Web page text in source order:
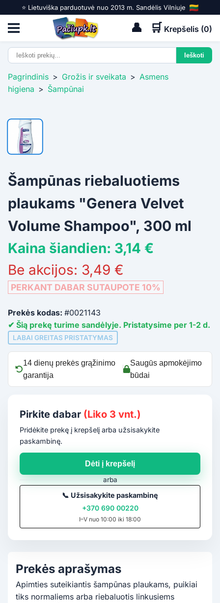
⭐️ Lietuviška parduotuvė nuo 2013 m. Sandėlis Vilniuje
👤 🛒 Krepšelis (0)
Pagrindinis > Grožis ir sveikata > Asmens
higiena > Šampūnai
Šampūnas riebaluotiems
plaukams "Genera Velvet
Volume Shampoo", 300 ml
Kaina šiandien: 3,14 €
Be akcijos: 3,49 €
PERKANT DABAR SUTAUPOTE 10%
Prekės kodas: #0021143
✔ Šią prekę turime sandėlyje. Pristatysime per 1-2 d.
LABAI GREITAS PRISTATYMAS
14 dienų prekės grąžinimo
garantija
Saugūs apmokėjimo
būdai
Pirkite dabar (Liko 3 vnt.)
Pridėkite prekę į krepšelį arba užsisakykite
paskambinę.
Dėti į krepšelį
arba
📞 Užsisakykite paskambinę
+370 690 00220
I–V nuo 10:00 iki 18:00
Prekės aprašymas
Apimties suteikiantis šampūnas plaukams, puikiai
tiks normaliems arba riebaluotis linkusiems